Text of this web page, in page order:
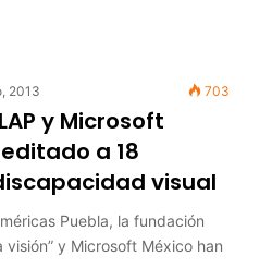
2013 703
y Microsoft
a 18
visual
Puebla, la fundación
visión” y Microsoft México han